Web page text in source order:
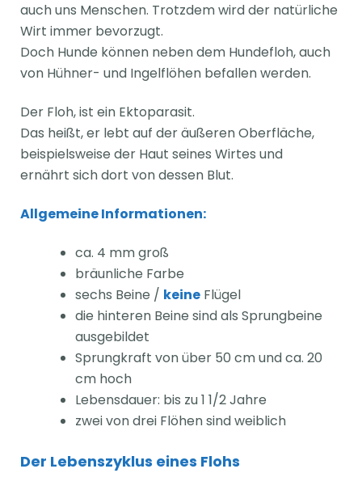
auch uns Menschen. Trotzdem wird der natürliche
Wirt immer bevorzugt.
Doch Hunde können neben dem Hundefloh, auch
von Hühner- und Ingelflöhen befallen werden.
Der Floh, ist ein Ektoparasit.
Das heißt, er lebt auf der äußeren Oberfläche,
beispielsweise der Haut seines Wirtes und
ernährt sich dort von dessen Blut.
Allgemeine Informationen:
ca. 4 mm groß
bräunliche Farbe
sechs Beine / keineFlügel
die hinteren Beine sind als Sprungbeine
ausgebildet
Sprungkraft von über 50 cm und ca. 20
cm hoch
Lebensdauer: bis zu 1 1/2 Jahre
zwei von drei Flöhen sind weiblich
Der Lebenszyklus eines Flohs